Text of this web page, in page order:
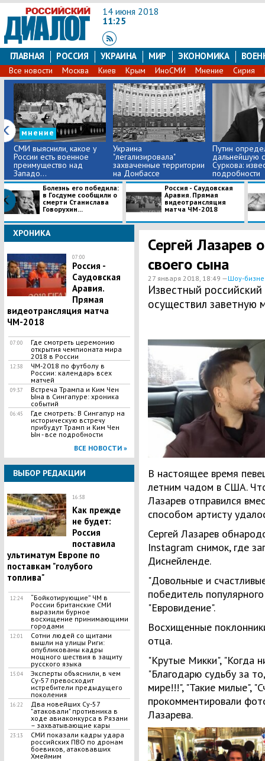
14 июня 2018
11:25
ГЛАВНАЯ РОССИЯ УКРАИНА МИР ЭКОНОМИКА
Все новости Москва Киев Крым ИноСМИ Мнение Сирия
мнение
СМИ выяснили, какое у
России есть военное
преимущество над
Западо...
Украина
"легализировала"
захваченные территории
на Донбассе
Путин
дальнейшую
Суркова:
подробности
Болезнь его победила:
в Госдуме сообщили о
смерти Станислава
Говорухин...
Россия - Саудовская
Аравия. Прямая
видеотрансляция
матча ЧМ-2018
ХРОНИКА
07:00
Россия -
Саудовская
Аравия.
Прямая
видеотрансляция матча
ЧМ-2018
07:00
Где смотреть церемонию
открытия чемпионата мира
2018 в России
12:38
ЧМ-2018 по футболу в
России: календарь всех
матчей
09:37
Встреча Трампа и Ким Чен
Ына в Сингапуре: хроника
событий
06:45
Где смотреть: В Сингапур на
историческую встречу
прибудут Трамп и Ким Чен
Ын - все подробности
ВСЕ НОВОСТИ »
ВЫБОР РЕДАКЦИИ
16:58
Как прежде
не будет:
Россия
поставила
ультиматум Европе по
поставкам "голубого
топлива"
12:24
“Бойкотирующие” ЧМ в
России британские СМИ
выразили бурное
восхищение принимающими
городами
12:01
Сотни людей со щитами
вышли на улицы Риги:
опубликованы кадры
мощного шествия в защиту
русского языка
15:04
Эксперты объяснили, в чем
Су-57 превосходит
истребители предыдущего
поколения
16:22
​Два новейших Су-57
"атаковали" противника в
ходе авиаконкурса в Рязани
– захватывающие кары
23:13
СМИ показали кадры удара
российских ПВО по дронам
боевиков, атаковавших
Хмеймим
​Сергей Лазарев
своего сына
27 января 2018, 18:49 —Шоу-
Известный
осуществил заветную
В настоящее время
летним чадом в США.
Лазарев отправился
способом артисту
Сергей Лазарев
Instagram снимок, где
Диснейленде.
"Довольные и
победитель
"Евровидение".
Восхищенные
отца.
"Крутые Микки", "Когда
"Благодарю судьбу за
мире!!!", "Такие милые",
прокомментировали
Лазарева.